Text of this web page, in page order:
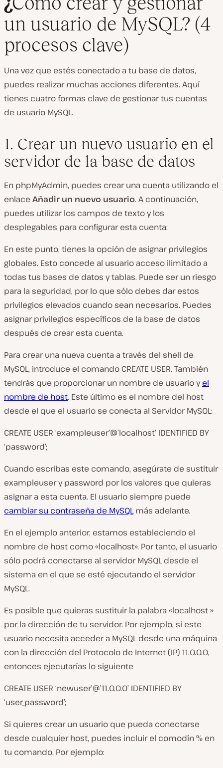
un usuario de MySQL? (4
procesos clave)
Una vez que estés conectado a tu base de datos,
puedes realizar muchas acciones diferentes. Aquí
tienes cuatro formas clave de gestionar tus cuentas
de usuario MySQL.
1. Crear un nuevo usuario en el
servidor de la base de datos
En phpMyAdmin, puedes crear una cuenta utilizando el
enlace Añadir un nuevo usuario. A continuación,
puedes utilizar los campos de texto y los
desplegables para configurar esta cuenta:
En este punto, tienes la opción de asignar privilegios
globales. Esto concede al usuario acceso ilimitado a
todas tus bases de datos y tablas. Puede ser un riesgo
para la seguridad, por lo que sólo debes dar estos
privilegios elevados cuando sean necesarios. Puedes
asignar privilegios específicos de la base de datos
después de crear esta cuenta.
Para crear una nueva cuenta a través del shell de
MySQL, introduce el comando CREATE USER. También
tendrás que proporcionar un nombre de usuario yel
nombre de host. Este último es el nombre del host
desde el que el usuario se conecta al Servidor MySQL:
CREATE USER ‘exampleuser’@’localhost’ IDENTIFIED BY
‘password’;
Cuando escribas este comando, asegúrate de sustituir
exampleuserypassword por los valores que quieras
asignar a esta cuenta. El usuario siempre puede
cambiar su contraseña de MySQLmás adelante.
En el ejemplo anterior, estamos estableciendo el
nombre de host como «localhost». Por tanto, el usuario
sólo podrá conectarse al servidor MySQL desde el
sistema en el que se esté ejecutando el servidor
MySQL.
Es posible que quieras sustituir la palabra «localhost»
por la dirección de tu servidor. Por ejemplo, si este
usuario necesita acceder a MySQL desde una máquina
con la dirección del Protocolo de Internet (IP) 11.0.0.0,
entonces ejecutarías lo siguiente
CREATE USER ‘newuser’@’11.0.0.0’ IDENTIFIED BY
‘user_password’;
Si quieres crear un usuario que pueda conectarse
desde cualquier host, puedes incluir el comodín% en
tu comando. Por ejemplo: